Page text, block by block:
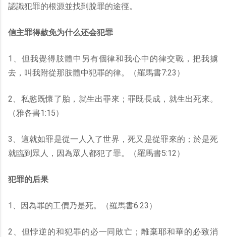
認識犯罪的根源並找到脫罪的途徑。
信主罪得赦免为什么还会犯罪
1、但我覺得肢體中另有個律和我心中的律交戰，把我擄
去，叫我附從那肢體中犯罪的律。（羅馬書7:23）
2、私慾既懷了胎，就生出罪來；罪既長成，就生出死來。
（雅各書1:15）
3、這就如罪是從一人入了世界，死又是從罪來的；於是死
就臨到眾人，因為眾人都犯了罪。（羅馬書5:12）
犯罪的后果
1、因為罪的工價乃是死。（羅馬書6:23）
2、但悖逆的和犯罪的必一同敗亡；離棄耶和華的必致消